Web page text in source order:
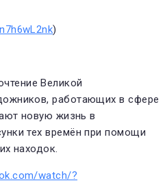
)
Великой
работающих в сфере
новую жизнь в
тех времён при помощи
находок.
watch/?